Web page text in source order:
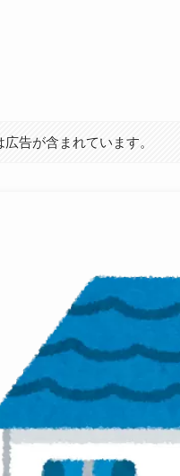
告が含まれています。